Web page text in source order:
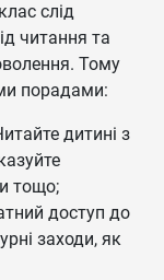
слід
читання та
Тому
порадами:
дитині з
тощо;
доступ до
заходи, як